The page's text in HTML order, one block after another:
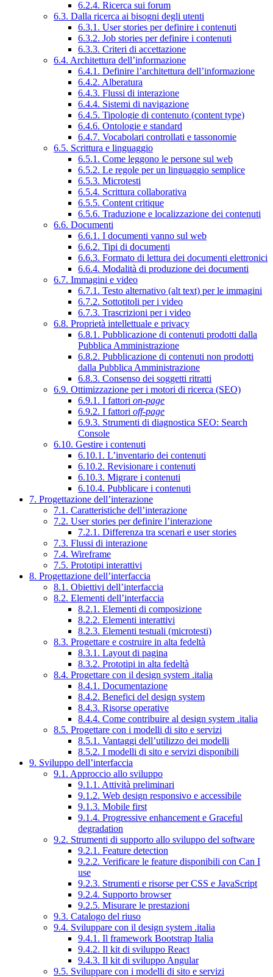
6.2.4. Ricerca sui forum
6.3. Dalla ricerca ai bisogni degli utenti
6.3.1. User stories per definire i contenuti
6.3.2. Job stories per definire i contenuti
6.3.3. Criteri di accettazione
6.4. Architettura dell’informazione
6.4.1. Definire l’architettura dell’informazione
6.4.2. Alberatura
6.4.3. Flussi di interazione
6.4.4. Sistemi di navigazione
6.4.5. Tipologie di contenuto (content type)
6.4.6. Ontologie e standard
6.4.7. Vocabolari controllati e tassonomie
6.5. Scrittura e linguaggio
6.5.1. Come leggono le persone sul web
6.5.2. Le regole per un linguaggio semplice
6.5.3. Microtesti
6.5.4. Scrittura collaborativa
6.5.5. Content critique
6.5.6. Traduzione e localizzazione dei contenuti
6.6. Documenti
6.6.1. I documenti vanno sul web
6.6.2. Tipi di documenti
6.6.3. Formato di lettura dei documenti elettronici
6.6.4. Modalità di produzione dei documenti
6.7. Immagini e video
6.7.1. Testo alternativo (alt text) per le immagini
6.7.2. Sottotitoli per i video
6.7.3. Trascrizioni per i video
6.8. Proprietà intellettuale e privacy
6.8.1. Pubblicazione di contenuti prodotti dalla
Pubblica Amministrazione
6.8.2. Pubblicazione di contenuti non prodotti
dalla Pubblica Amministrazione
6.8.3. Consenso dei soggetti ritratti
6.9. Ottimizzazione per i motori di ricerca (SEO)
6.9.1. I fattori on-page
6.9.2. I fattori off-page
6.9.3. Strumenti di diagnostica SEO: Search
Console
6.10. Gestire i contenuti
6.10.1. L’inventario dei contenuti
6.10.2. Revisionare i contenuti
6.10.3. Migrare i contenuti
6.10.4. Pubblicare i contenuti
7. Progettazione dell’interazione
7.1. Caratteristiche dell’interazione
7.2. User stories per definire l’interazione
7.2.1. Differenza tra scenari e user stories
7.3. Flussi di interazione
7.4. Wireframe
7.5. Prototipi interattivi
8. Progettazione dell’interfaccia
8.1. Obiettivi dell’interfaccia
8.2. Elementi dell’interfaccia
8.2.1. Elementi di composizione
8.2.2. Elementi interattivi
8.2.3. Elementi testuali (microtesti)
8.3. Progettare e costruire in alta fedeltà
8.3.1. Layout di pagina
8.3.2. Prototipi in alta fedeltà
8.4. Progettare con il design system .italia
8.4.1. Documentazione
8.4.2. Benefici del design system
8.4.3. Risorse operative
8.4.4. Come contribuire al design system .italia
8.5. Progettare con i modelli di sito e servizi
8.5.1. Vantaggi dell’utilizzo dei modelli
8.5.2. I modelli di sito e servizi disponibili
9. Sviluppo dell’interfaccia
9.1. Approccio allo sviluppo
9.1.1. Attività preliminari
9.1.2. Web design responsivo e accessibile
9.1.3. Mobile first
9.1.4. Progressive enhancement e Graceful
degradation
9.2. Strumenti di supporto allo sviluppo del software
9.2.1. Feature detection
9.2.2. Verificare le feature disponibili con Can I
use
9.2.3. Strumenti e risorse per CSS e JavaScript
9.2.4. Supporto browser
9.2.5. Misurare le prestazioni
9.3. Catalogo del riuso
9.4. Sviluppare con il design system .italia
9.4.1. Il framework Bootstrap Italia
9.4.2. Il kit di sviluppo React
9.4.3. Il kit di sviluppo Angular
9.5. Sviluppare con i modelli di sito e servizi